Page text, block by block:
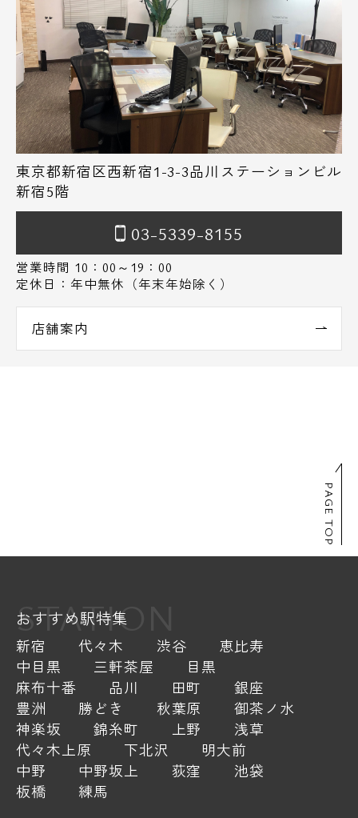
東京都新宿区西新宿1-3-3品川ステーションビル
新宿5階
03-5339-8155
営業時間 10：00～19：00
定休日：年中無休（年末年始除く）
店舗案内
PAGE TOP
STATION
おすすめ駅特集
新宿 代々木 渋谷
恵比寿
中目黒
三軒茶屋
目黒
麻布十番
品川 田町
銀座
豊洲
勝どき 秋葉原
御茶ノ水
神楽坂
錦糸町 上野
浅草
代々木上原
下北沢
明大前
中野
中野坂上 荻窪
池袋
板橋
練馬